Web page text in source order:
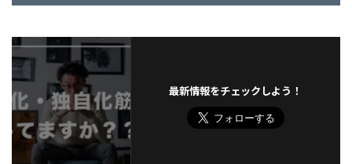
最新情報をチェックしよう！